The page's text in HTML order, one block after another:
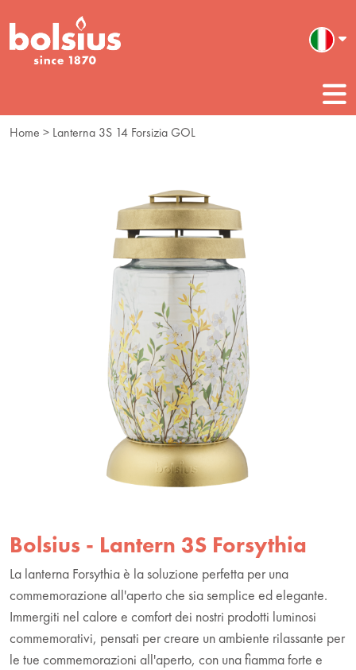
Home > Lanterna 3S 14 Forsizia GOL
Bolsius - Lantern 3S Forsythia
La lanterna Forsythia è la soluzione perfetta per una
commemorazione all'aperto che sia semplice ed elegante.
Immergiti nel calore e comfort dei nostri prodotti luminosi
commemorativi, pensati per creare un ambiente rilassante per
le tue commemorazioni all'aperto, con una fiamma forte e